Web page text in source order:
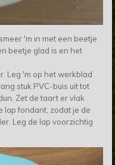
'm in met een beetje
beetje glad is en het
Leg 'm op het werkblad
stuk PVC-buis uit tot
Zet de taart er vlak
lap fondant, zodat je de
Leg de lap voorzichtig